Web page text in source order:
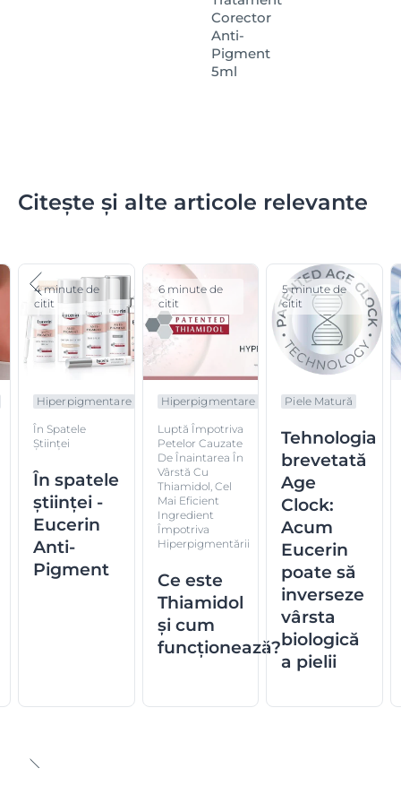
gama de protecție solară Eucerin®
Corector
Anti-
Pigment
5ml
Citește și alte articole relevante
Hiperpigmentare
În Spatele
Științei
În spatele
științei -
Eucerin
Anti-
Pigment
4 minute de
citit
Hiperpigmentare
Luptă Împotriva
Petelor Cauzate
De Înaintarea În
Vârstă Cu
Thiamidol, Cel
Mai Eficient
Ingredient
Împotriva
Hiperpigmentării
Ce este
Thiamidol
și cum
funcționează?
6 minute de
citit
Piele Matură
Tehnologia
brevetată
Age
Clock:
Acum
Eucerin
poate să
inverseze
vârsta
biologică
a pielii
5 minute de
citit